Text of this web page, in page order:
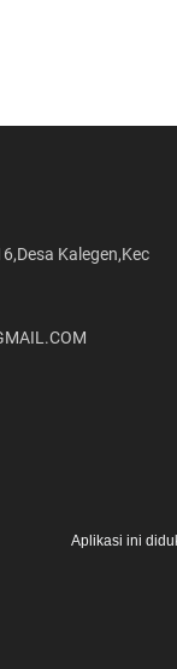
Kalegen,Kec
Aplikasi ini